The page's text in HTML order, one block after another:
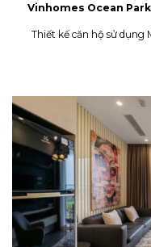
Vinhomes Ocean Park
Thiết kế căn hộ sử